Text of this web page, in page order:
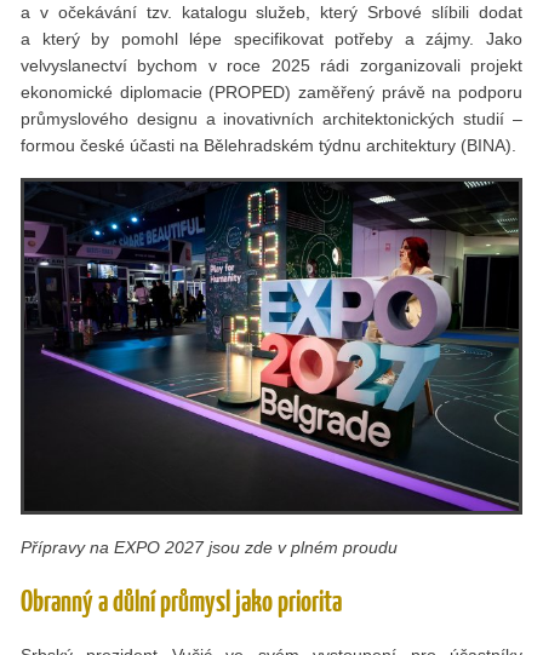
a v očekávání tzv. katalogu služeb, který Srbové slíbili dodat
a který by pomohl lépe specifikovat potřeby a zájmy. Jako
velvyslanectví bychom v roce 2025 rádi zorganizovali projekt
ekonomické diplomacie (PROPED) zaměřený právě na podporu
průmyslového designu a inovativních architektonických studií –
formou české účasti na Bělehradském týdnu architektury (BINA).
Přípravy na EXPO 2027 jsou zde v plném proudu
Obranný a důlní průmysl jako priorita